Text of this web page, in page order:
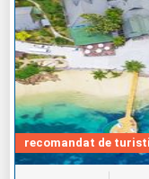
recomandat de turisti